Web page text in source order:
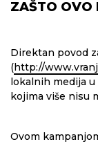
ZAŠTO OVO
Direktan povod
(http://
lokalnih medija
kojima više nisu
Ovom